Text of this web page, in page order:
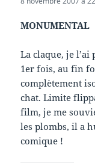
MONUMENTAL
La claque, je l’ai
1er fois, au fin
complètement
chat. Limite
film, je me
les plombs, il a
comique !